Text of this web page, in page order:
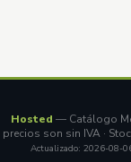
Hosted — Catálogo
son sin IVA ·
Actualizado: 2026-08-